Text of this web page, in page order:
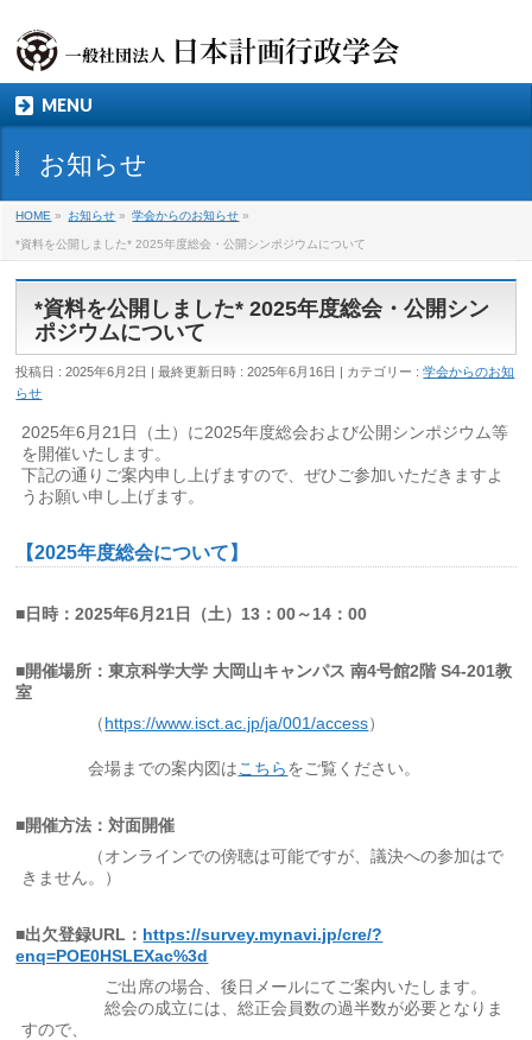
MENU
お知らせ
HOME » お知らせ » 学会からのお知らせ »
*資料を公開しました* 2025年度総会・公開シンポジウムについて
*資料を公開しました* 2025年度総会・公開シン
ポジウムについて
投稿日 : 2025年6月2日 最終更新日時 : 2025年6月16日 カテゴリー :学会からのお知
らせ
2025年6月21日（土）に2025年度総会および公開シンポジウム等
を開催いたします。
下記の通りご案内申し上げますので、ぜひご参加いただきますよ
うお願い申し上げます。
【2025年度総会について】
■日時：2025年6月21日（土）13：00～14：00
■開催場所：東京科学大学 大岡山キャンパス 南4号館2階 S4-201教
室
（https://www.isct.ac.jp/ja/001/access）
会場までの案内図はこちらをご覧ください。
■開催方法：対面開催
（オンラインでの傍聴は可能ですが、議決への参加はで
きません。）
■出欠登録URL： https://survey.mynavi.jp/cre/?
enq=POE0HSLEXac%3d
ご出席の場合、後日メールにてご案内いたします。
総会の成立には、総正会員数の過半数が必要となりま
すので、